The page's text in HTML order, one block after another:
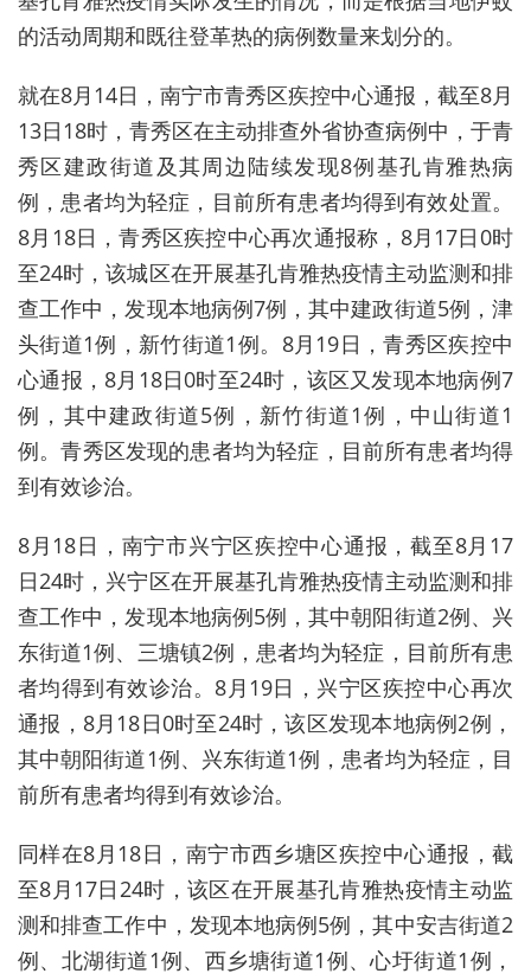
的活动周期和既往登革热的病例数量来划分的。
就在8月14日，南宁市青秀区疾控中心通报，截至8月
13日18时，青秀区在主动排查外省协查病例中，于青
秀区建政街道及其周边陆续发现8例基孔肯雅热病
例，患者均为轻症，目前所有患者均得到有效处置。
8月18日，青秀区疾控中心再次通报称，8月17日0时
至24时，该城区在开展基孔肯雅热疫情主动监测和排
查工作中，发现本地病例7例，其中建政街道5例，津
头街道1例，新竹街道1例。8月19日，青秀区疾控中
心通报，8月18日0时至24时，该区又发现本地病例7
例，其中建政街道5例，新竹街道1例，中山街道1
例。青秀区发现的患者均为轻症，目前所有患者均得
到有效诊治。
8月18日，南宁市兴宁区疾控中心通报，截至8月17
日24时，兴宁区在开展基孔肯雅热疫情主动监测和排
查工作中，发现本地病例5例，其中朝阳街道2例、兴
东街道1例、三塘镇2例，患者均为轻症，目前所有患
者均得到有效诊治。8月19日，兴宁区疾控中心再次
通报，8月18日0时至24时，该区发现本地病例2例，
其中朝阳街道1例、兴东街道1例，患者均为轻症，目
前所有患者均得到有效诊治。
同样在8月18日，南宁市西乡塘区疾控中心通报，截
至8月17日24时，该区在开展基孔肯雅热疫情主动监
测和排查工作中，发现本地病例5例，其中安吉街道2
例、北湖街道1例、西乡塘街道1例、心圩街道1例，